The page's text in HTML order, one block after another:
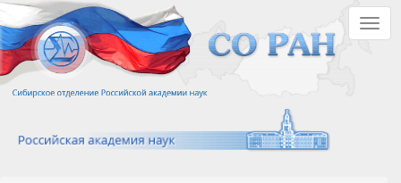
Перейти
к
основному
содержанию